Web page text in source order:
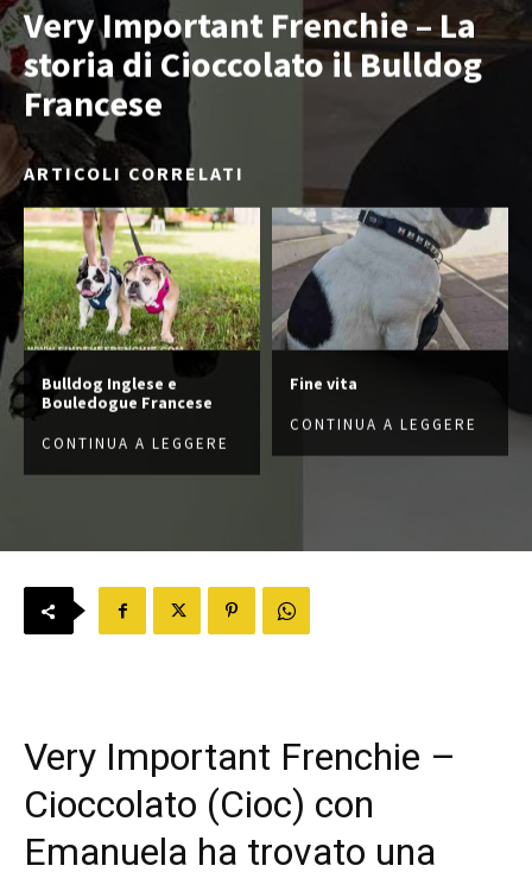
Very Important Frenchie – La
storia di Cioccolato il Bulldog
Francese
ARTICOLI CORRELATI
Bulldog Inglese e
Bouledogue Francese
CONTINUA A LEGGERE
Fine vita
CONTINUA A LEGGERE
Very Important Frenchie –
Cioccolato (Cioc) con
Emanuela ha trovato una